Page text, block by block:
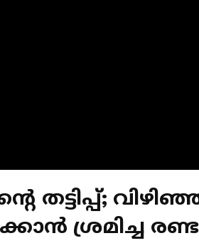
തട്ടിപ്പ്;
ശ്രമിച്ച